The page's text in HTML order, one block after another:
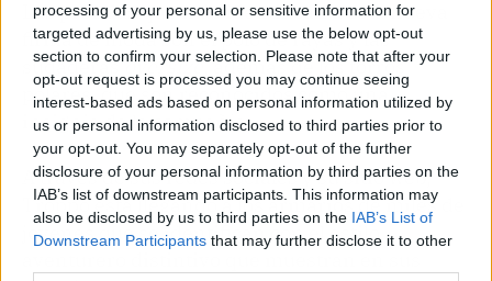
processing of your personal or sensitive information for
targeted advertising by us, please use the below opt-out
section to confirm your selection. Please note that after your
opt-out request is processed you may continue seeing
interest-based ads based on personal information utilized by
us or personal information disclosed to third parties prior to
your opt-out. You may separately opt-out of the further
disclosure of your personal information by third parties on the
IAB’s list of downstream participants. This information may
also be disclosed by us to third parties on the IAB’s List of
Downstream Participants that may further disclose it to other
Las prendas que más identifican a esta nueva
firma de moda son el polo de rayas y las
sudaderasoversize, además de los forros
polares, que son reconocidos como una
insignia de la compañía.
A través de sus redes sociales y su sitio web,
Troppo está llegando a los armarios de miles de
jóvenes que se identifican con el estilo